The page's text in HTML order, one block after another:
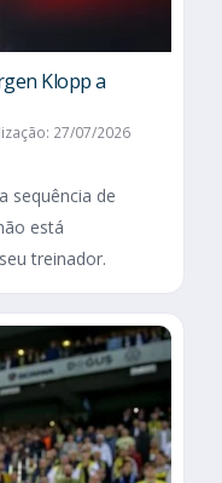
Klopp a
27/07/2026
sequência de
está
treinador.